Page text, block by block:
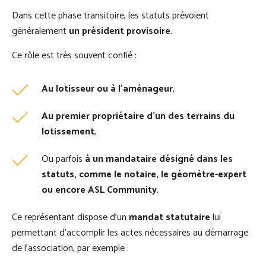
Dans cette phase transitoire, les statuts prévoient
généralement un président provisoire.
Ce rôle est très souvent confié :
Au lotisseur ou à l’aménageur,
Au premier propriétaire d’un des terrains du
lotissement,
Ou parfois à un mandataire désigné dans les
statuts, comme le notaire, le géomètre-expert
ou encore ASL Community.
Ce représentant dispose d’un mandat statutairelui
permettant d’accomplir les actes nécessaires au démarrage
de l’association, par exemple :